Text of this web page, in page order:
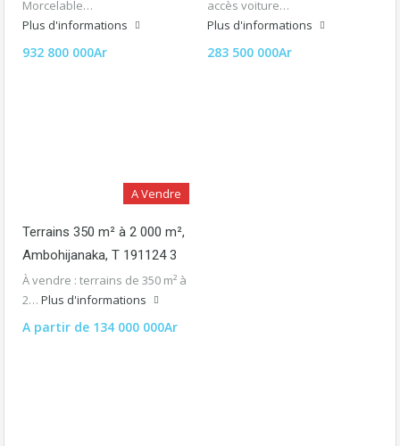
Morcelable…
Plus d'informations
932 800 000Ar
accès voiture…
Plus d'informations
283 500 000Ar
A Vendre
Terrains 350 m² à 2 000 m²,
Ambohijanaka, T 191124 3
À vendre : terrains de 350 m² à
2… Plus d'informations
A partir de 134 000 000Ar